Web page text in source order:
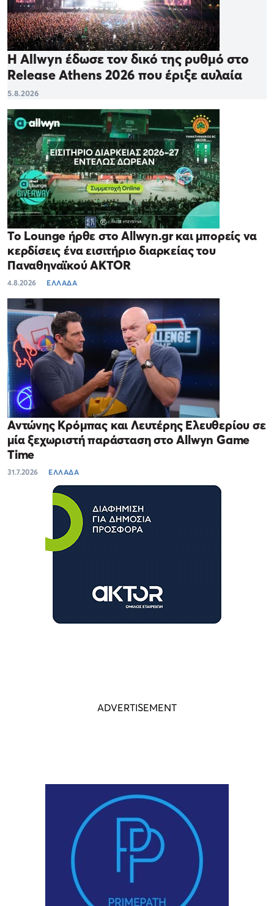
Η Allwyn έδωσε τον δικό της ρυθμό στο
Release Athens 2026 που έριξε αυλαία
5.8.2026
Το Lounge ήρθε στο Allwyn.gr και μπορείς να
κερδίσεις ένα εισιτήριο διαρκείας του
Παναθηναϊκού AKTOR
4.8.2026 ΕΛΛΑΔΑ
Αντώνης Κρόμπας και Λευτέρης Ελευθερίου σε
μία ξεχωριστή παράσταση στο Allwyn Game
Time
31.7.2026 ΕΛΛΑΔΑ